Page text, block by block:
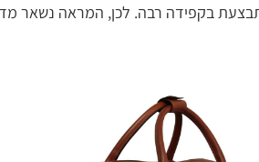
בקפידה רבה. לכן, המראה נשאר